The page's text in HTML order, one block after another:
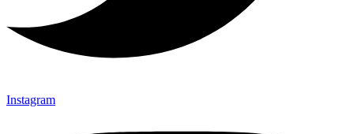
Instagram